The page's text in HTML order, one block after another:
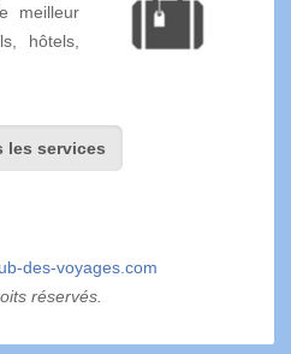
meilleur
hôtels,
les services
des-voyages.com
réservés.